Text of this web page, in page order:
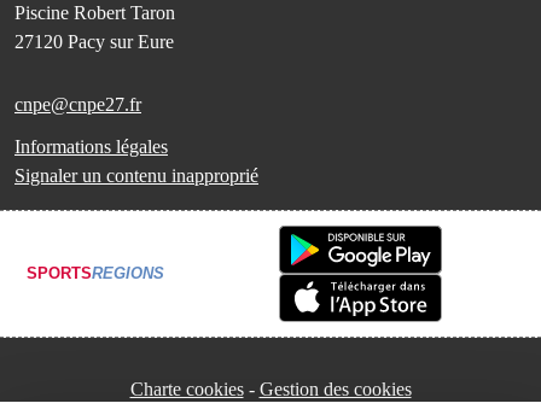
Piscine Robert Taron
27120 Pacy sur Eure
cnpe@cnpe27.fr
Informations légales
Signaler un contenu inapproprié
SPORTSREGIONS
Charte cookies Gestion des cookies